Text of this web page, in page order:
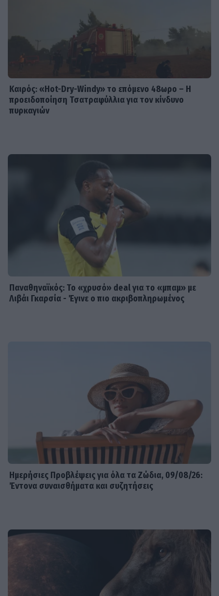
Καιρός: «Hot-Dry-Windy» το επόμενο 48ωρο – Η
προειδοποίηση Τσατραφύλλια για τον κίνδυνο
πυρκαγιών
Παναθηναϊκός: Το «χρυσό» deal για το «μπαμ» με
Λιβάι Γκαρσία - Έγινε ο πιο ακριβοπληρωμένος
Ημερήσιες Προβλέψεις για όλα τα Ζώδια, 09/08/26:
Έντονα συναισθήματα και συζητήσεις